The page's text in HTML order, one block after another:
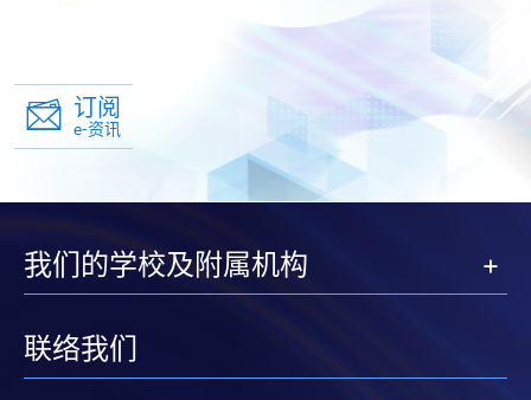
订阅
e-资讯
我们的学校及附属机构
联络我们